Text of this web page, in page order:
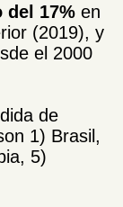
del 17% en
(2019), y
el 2000
de
1) Brasil,
5)